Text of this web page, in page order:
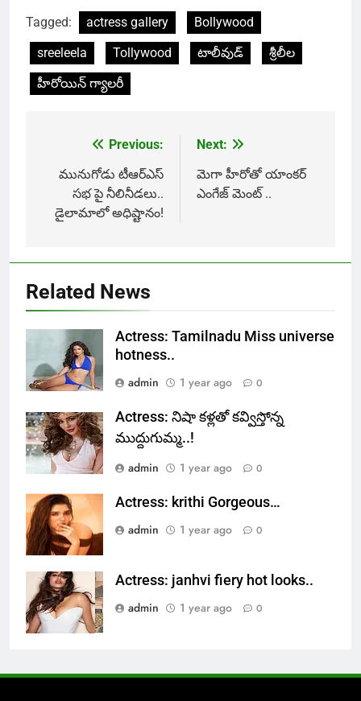
Tagged: actress gallery
Bollywood
sreeleela
Tollywood టాలీవుడ్
శ్రీలీల
హీరోయిన్ గ్యాలరీ
navigation
Previous:
మునుగోడు టీఆర్ఎస్
సభ పై నీలినీడలు..
డైలామాలో అధిష్టానం!
Next:
మెగా హీరోతో యాంకర్
ఎంగేజ్ మెంట్ ..
Related News
Actress: Tamilnadu Miss universe
hotness..
admin
1 year ago 0
Actress: నిషా కళ్లతో కవ్విస్తోన్న
ముద్దుగుమ్మ..!
admin
1 year ago 0
Actress: krithi Gorgeous…
admin
1 year ago 0
Actress: janhvi fiery hot looks..
admin
1 year ago 0